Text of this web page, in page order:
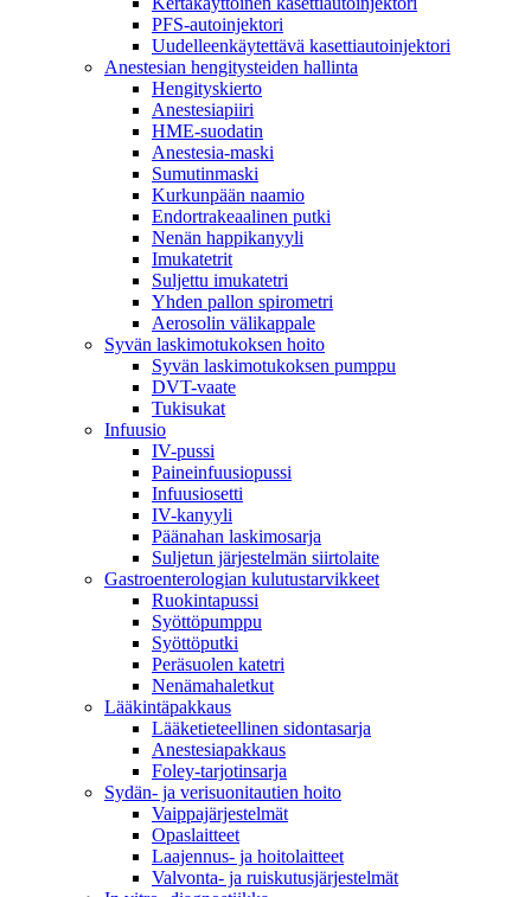
PFS-autoinjektori
Uudelleenkäytettävä kasettiautoinjektori
Anestesian hengitysteiden hallinta
Hengityskierto
Anestesiapiiri
HME-suodatin
Anestesia-maski
Sumutinmaski
Kurkunpään naamio
Endortrakeaalinen putki
Nenän happikanyyli
Imukatetrit
Suljettu imukatetri
Yhden pallon spirometri
Aerosolin välikappale
Syvän laskimotukoksen hoito
Syvän laskimotukoksen pumppu
DVT-vaate
Tukisukat
Infuusio
IV-pussi
Paineinfuusiopussi
Infuusiosetti
IV-kanyyli
Päänahan laskimosarja
Suljetun järjestelmän siirtolaite
Gastroenterologian kulutustarvikkeet
Ruokintapussi
Syöttöpumppu
Syöttöputki
Peräsuolen katetri
Nenämahaletkut
Lääkintäpakkaus
Lääketieteellinen sidontasarja
Anestesiapakkaus
Foley-tarjotinsarja
Sydän- ja verisuonitautien hoito
Vaippajärjestelmät
Opaslaitteet
Laajennus- ja hoitolaitteet
Valvonta- ja ruiskutusjärjestelmät